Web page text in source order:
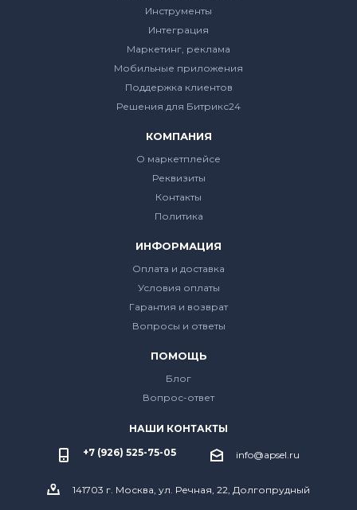
Инструменты
Интеграция
Маркетинг, реклама
Мобильные приложения
Поддержка клиентов
Решения для Битрикс24
КОМПАНИЯ
О маркетплейсе
Реквизиты
Контакты
Политика
ИНФОРМАЦИЯ
Оплата и доставка
Условия оплаты
Гарантия и возврат
Вопросы и ответы
ПОМОЩЬ
Блог
Вопрос-ответ
НАШИ КОНТАКТЫ
+7 (926) 525-75-05
info@apsel.ru
141703 г. Москва, ул. Речная, 22, Долгопрудный